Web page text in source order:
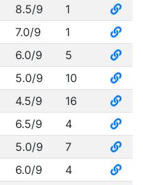
8.5/9
1
7.0/9
1
6.0/9
5
5.0/9
10
4.5/9
16
6.5/9
4
5.0/9
7
6.0/9
4